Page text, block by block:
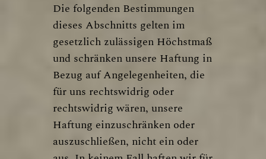
Die folgenden Bestimmungen
dieses Abschnitts gelten im
gesetzlich zulässigen Höchstmaß
und schränken unsere Haftung in
Bezug auf Angelegenheiten, die
für uns rechtswidrig oder
rechtswidrig wären, unsere
Haftung einzuschränken oder
auszuschließen, nicht ein oder